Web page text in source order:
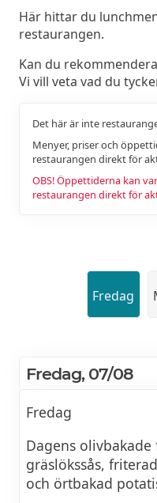
Här hittar du
restaurangen.
Kan du
Vi vill veta vad du
Det här är inte
Menyer, priser och
restaurangen direkt för
OBS! Öppettiderna kan
restaurangen direkt för
Fredag
Fredag, 07/08
Fredag
Dagens
gräslökssås,
och örtbakad